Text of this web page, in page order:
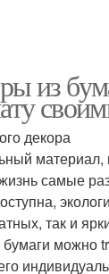
из
декора
материал,
самые
так и
можно